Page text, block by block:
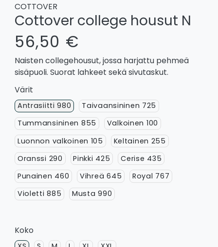
COTTOVER
Cottover college housut N
56,50 €
Naisten collegehousut, jossa harjattu pehmeä
sisäpuoli. Suorat lahkeet sekä sivutaskut.
Värit
Antrasiitti 980
Taivaansininen 725
Tummansininen 855
Valkoinen 100
Luonnon valkoinen 105
Keltainen 255
Oranssi 290
Pinkki 425
Cerise 435
Punainen 460
Vihreä 645
Royal 767
Violetti 885
Musta 990
Koko